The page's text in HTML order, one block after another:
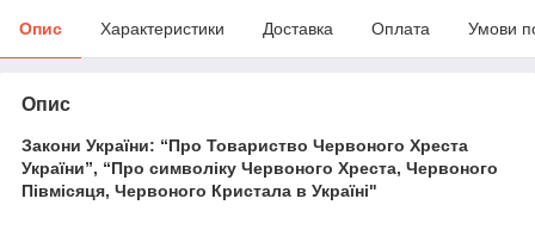
Опис Характеристики Доставка Оплата Умови
Опис
Закони України: “Про Товариство Червоного Хреста
України”, “Про символіку Червоного Хреста, Червоного
Півмісяця, Червоного Кристала в Україні"